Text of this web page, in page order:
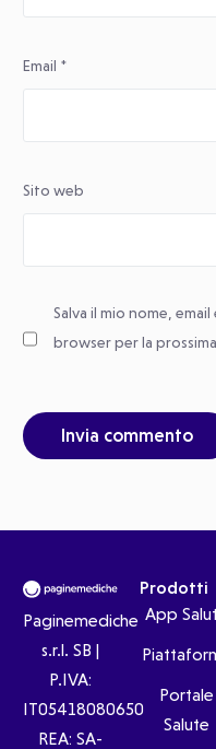
Email *
Sito web
Salva il mio nome,
browser per la
Paginemediche
s.r.l. SB |
P.IVA:
IT05418080650
REA: SA-
Prodotti
App
Portale
Salute